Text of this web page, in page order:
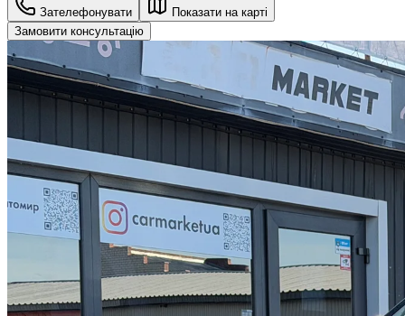
Зателефонувати
Показати на карті
Замовити консультацію